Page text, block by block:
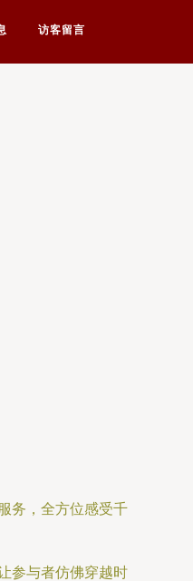
访客留言
务，全方位感受千
参与者仿佛穿越时